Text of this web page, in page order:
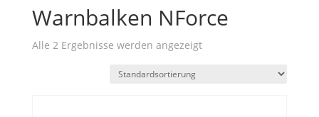
Warnbalken NForce
Alle 2 Ergebnisse werden angezeigt